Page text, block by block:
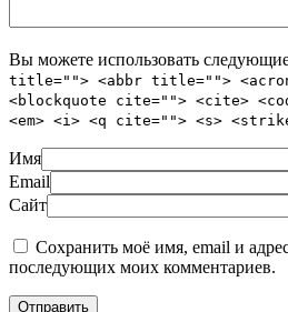
Вы можете использовать
title=""> <abbr title="">
<blockquote cite=""> <cite>
<em> <i> <q cite=""> <s>
Имя
Email
Сайт
Сохранить моё имя, email и
последующих моих комментариев.